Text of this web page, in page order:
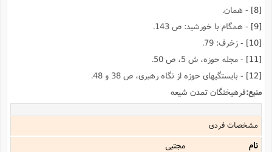
- همان.
- همگام با خورشید: ص 143.
- زخرف: 79.
- مجله حوزه، ش 5، ص 50.
- بایستگیهاى حوزه از نگاه رهبرى، ص 38 و 48.
منبع:فرهیختگان تمدن شیعه
مشخصات فردی
نام
مجتبى